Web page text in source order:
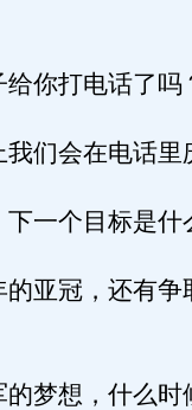
你打电话了吗
们会在电话里
一个目标是什
亚冠，还有争
梦想，什么时